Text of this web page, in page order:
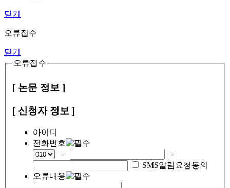
닫기
오류접수
닫기
오류접수
[ 논문 정보 ]
[ 신청자 정보 ]
아이디
전화번호
-
-
SMS알림요청동의
오류내용